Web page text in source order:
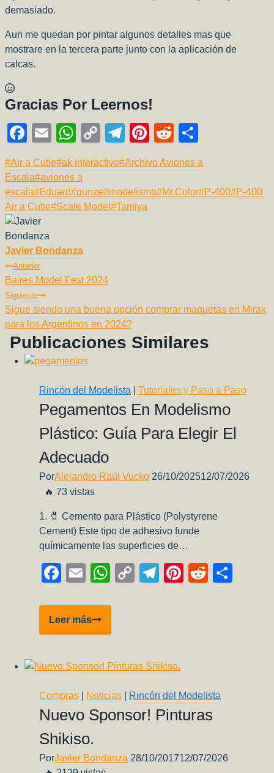
demasiado.
Aun me quedan por pintar algunos detalles mas que
mostrare en la tercera parte junto con la aplicación de
calcas.
Gracias Por Leernos!
F
c
e
b
o
o
k
E
ail
W
at
s
A
p
C
p
y
Li
T
e
gr
a
Pi
er
e
R
d
di
m
p
Etiquetas
de
la
entrada:
#Air a Cutie#ak interactive#Archivo Aviones a
Escala#aviones a
escala#Eduard#gunze#modelismo#Mr.Color#P-400#P-400
Air a Cutie#Scale Model #Tamiya
Javier Bondanza
Navegación
De
Entradas
Anterior
Baires Model Fest 2024
Siguiente
Sigue siendo una buena opción comprar maquetas en Mirax
para los Argentinos en 2024?
Publicaciones Similares
Rincón del Modelista Tutoriales y Paso a Paso
Pegamentos En Modelismo
Plástico: Guía Para Elegir El
Adecuado
PorAlejandro Raúl Vucko 26/10/202512/07/2026
🔥 73 vistas
1. 🧷 Cemento para Plástico (Polystyrene
Cement) Este tipo de adhesivo funde
químicamente las superficies de…
Facebook
EmailWhatsApp
CopyTelegram
Pinterest
Reddit
Leer másPegamentos
en
Plástico:
para
Elegir
el
Compras Noticias Rincón del Modelista
Nuevo Sponsor! Pinturas
Shikiso.
PorJavier Bondanza 28/10/201712/07/2026